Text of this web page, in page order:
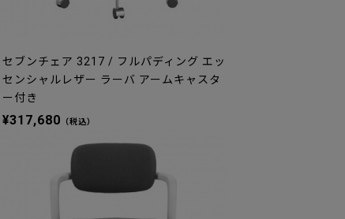
セブンチェア 3217 / フルパディング エッ
センシャルレザー ラーバ アームキャスタ
ー付き
¥317,680 （税込）